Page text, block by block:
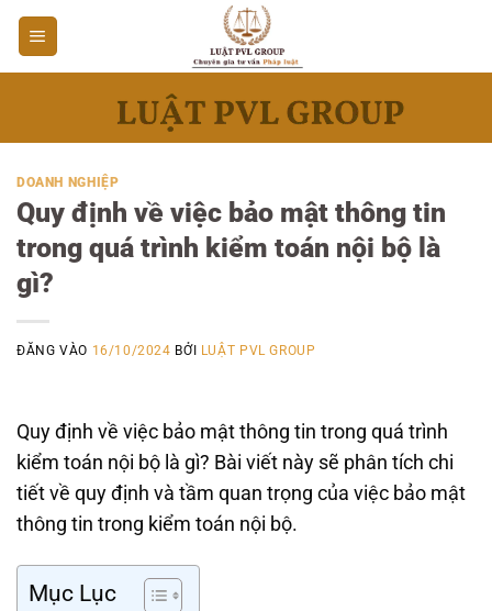
Bỏ
qua
nội
DOANH NGHIỆP
Quy định về việc bảo mật thông tin
trong quá trình kiểm toán nội bộ là
gì?
ĐĂNG VÀO 16/10/2024 BỞI LUẬT PVL GROUP
Quy định về việc bảo mật thông tin trong quá trình
kiểm toán nội bộ là gì? Bài viết này sẽ phân tích chi
tiết về quy định và tầm quan trọng của việc bảo mật
thông tin trong kiểm toán nội bộ.
Mục Lục